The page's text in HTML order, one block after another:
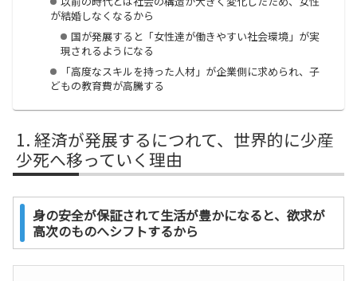
が結婚しなくなるから
国が発展すると「女性達が働きやすい社会環境」が実
現されるようになる
「高度なスキルを持った人材」が企業側に求められ、子
どもの教育費が高騰する
経済が発展するにつれて、世界的に少産
少死へ移っていく理由
身の安全が保証されて生活が豊かになると、欲求が
高次のものへシフトするから